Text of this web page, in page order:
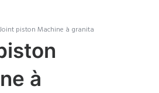
Joint piston Machine à granita
à